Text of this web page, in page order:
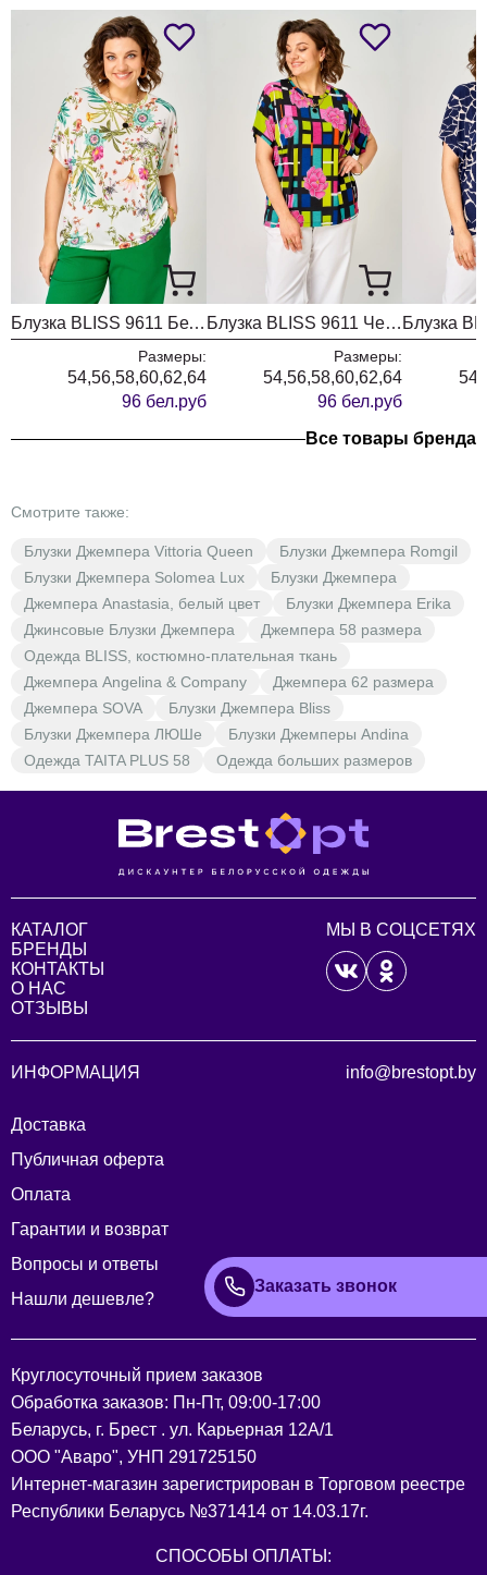
Блузка BLISS 9611 Белый цветы
Размеры:
54,56,58,60,62,64
96 бел.руб
Блузка BLISS 9611 Черный Розовый Маки
Размеры:
54,56,58,60,62,64
96 бел.руб
Все товары бренда
Смотрите также:
Блузки Джемпера Vittoria Queen
Блузки Джемпера Romgil
Блузки Джемпера Solomea Lux
Блузки Джемпера
Джемпера Anastasia, белый цвет
Блузки Джемпера Erika
Джинсовые Блузки Джемпера
Джемпера 58 размера
Одежда BLISS, костюмно-плательная ткань
Джемпера Angelina & Company
Джемпера 62 размера
Джемпера SOVA
Блузки Джемпера Bliss
Блузки Джемпера ЛЮШе
Блузки Джемперы Andina
Одежда TAITA PLUS 58
Одежда больших размеров
КАТАЛОГ
БРЕНДЫ
КОНТАКТЫ
О НАС
ОТЗЫВЫ
МЫ В СОЦСЕТЯХ
ИНФОРМАЦИЯ
Доставка
Публичная оферта
Оплата
Гарантии и возврат
Вопросы и ответы
Нашли дешевле?
info@brestopt.by
Заказать звонок
Круглосуточный прием заказов
Обработка заказов: Пн-Пт, 09:00-17:00
Беларусь, г. Брест . ул. Карьерная 12А/1
ООО "Аваро", УНП 291725150
Интернет-магазин зарегистрирован в Торговом реестре
Республики Беларусь №371414 от 14.03.17г.
СПОСОБЫ ОПЛАТЫ: